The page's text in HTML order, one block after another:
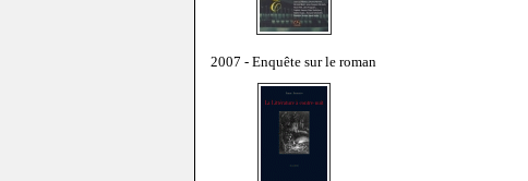
2007 - Enquête sur le roman